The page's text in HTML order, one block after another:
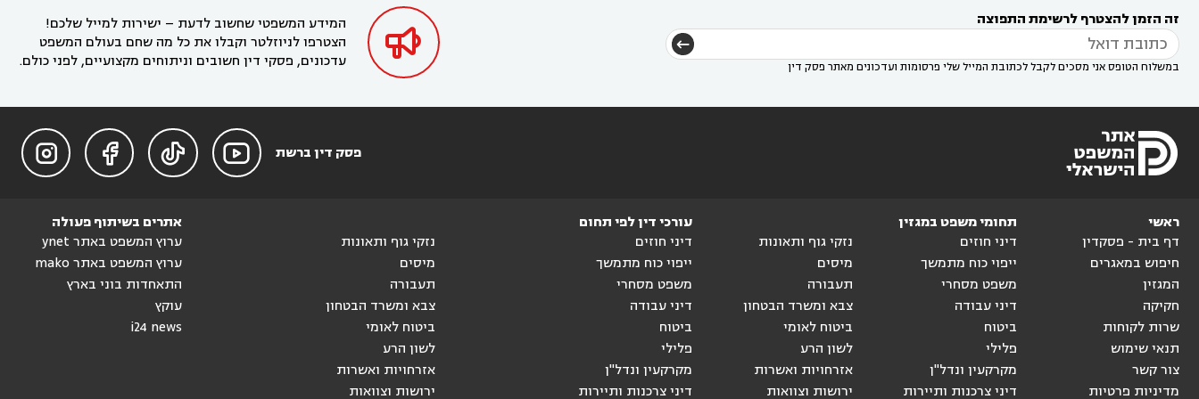
דין בשוהם 

המידע המשפטי שחשוב לדעת – ישירות למייל שלכם!
הצטרפו לניוזלטר וקבלו את כל מה שחם בעולם המשפט
עדכונים, פסקי דין חשובים וניתוחים מקצועיים, לפני כולם.
זה הזמן להצטרף לרשימת התפוצה
במשלוח הטופס אני מסכים לקבל לכתובת המייל שלי פרסומות ועדכונים מאתר פסק דין
פסק דין ברשת 



ראשי
דף בית - פסקדין
חיפוש במאגרים
המגזין
חקיקה
שרות לקוחות
תנאי שימוש
צור קשר
מדיניות פרטיות
תחומי משפט במגזין
דיני חוזים
ייפוי כוח מתמשך
משפט מסחרי
דיני עבודה
ביטוח
פלילי
מקרקעין ונדל"ן
דיני צרכנות ותיירות
נזקי גוף ותאונות
מיסים
תעבורה
צבא ומשרד הבטחון
ביטוח לאומי
לשון הרע
אזרחויות ואשרות
ירושות וצוואות
עורכי דין לפי תחום
דיני חוזים
ייפוי כוח מתמשך
משפט מסחרי
דיני עבודה
ביטוח
פלילי
מקרקעין ונדל"ן
דיני צרכנות ותיירות
נזקי גוף ותאונות
מיסים
תעבורה
צבא ומשרד הבטחון
ביטוח לאומי
לשון הרע
אזרחויות ואשרות
ירושות וצוואות
אתרים בשיתוף פעולה
ערוץ המשפט באתר ynet
ערוץ המשפט באתר mako
התאחדות בוני בארץ
עוקץ
i24 news